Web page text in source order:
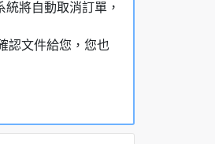
將自動取消訂單，
認文件給您，您也